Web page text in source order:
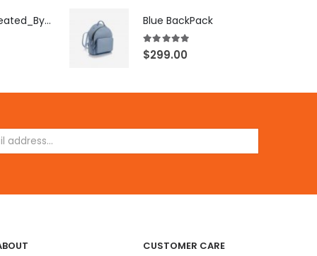
[X503248Z]_Created_By_FB Blue BackPack
5.00out of 5
$299.00
CUSTOMER CARE